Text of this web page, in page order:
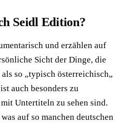
Seidl Edition?
und erzählen auf
Sicht der Dinge, die
so „typisch österreichisch„
auch besonders zu
Untertiteln zu sehen sind.
auf so manchen deutschen